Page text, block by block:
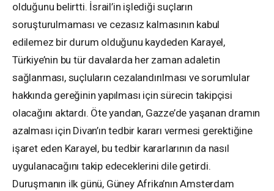
olduğunu belirtti. İsrail’in işlediği suçların
soruşturulmaması ve cezasız kalmasının kabul
edilemez bir durum olduğunu kaydeden Karayel,
Türkiye’nin bu tür davalarda her zaman adaletin
sağlanması, suçluların cezalandırılması ve sorumlular
hakkında gereğinin yapılması için sürecin takipçisi
olacağını aktardı. Öte yandan, Gazze’de yaşanan dramın
azalması için Divan’ın tedbir kararı vermesi gerektiğine
işaret eden Karayel, bu tedbir kararlarının da nasıl
uygulanacağını takip edeceklerini dile getirdi.
Duruşmanın ilk günü, Güney Afrika’nın Amsterdam